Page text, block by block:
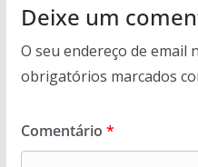
Deixe um
O seu endereço de email
obrigatórios marcados
Comentário *